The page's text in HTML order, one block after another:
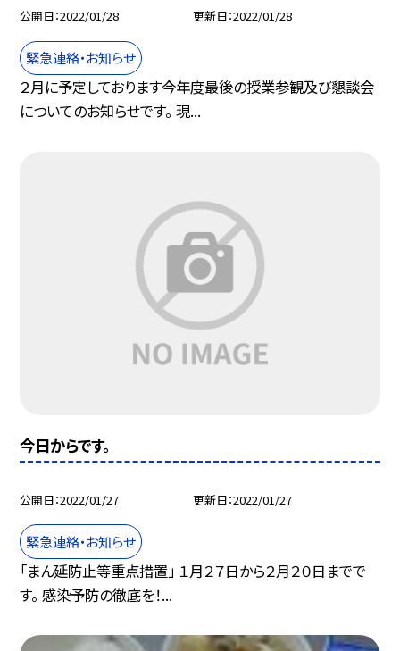
公開日 2022/01/28 更新日 2022/01/28
緊急連絡・お知らせ
２月に予定しております今年度最後の授業参観及び懇談会
についてのお知らせです。 現...
今日からです。
公開日 2022/01/27 更新日 2022/01/27
緊急連絡・お知らせ
「まん延防止等重点措置」 １月２７日から２月２０日までで
す。 感染予防の徹底を！...